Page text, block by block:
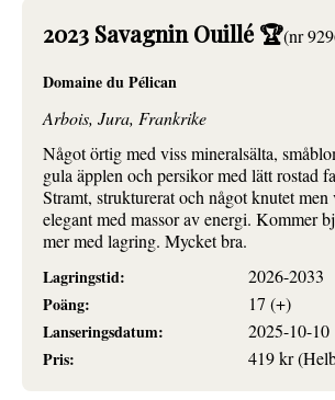
2023 Savagnin Ouillé 🏆(nr
Domaine du Pélican
Arbois, Jura, Frankrike
Något örtig med viss mineralsälta,
gula äpplen och persikor med lätt rostad
Stramt, strukturerat och något knutet men
elegant med massor av energi. Kommer
mer med lagring. Mycket bra.
Lagringstid:
2026-2033
Poäng:
17 (+)
Lanseringsdatum:
2025-10-10
Pris:
419 kr